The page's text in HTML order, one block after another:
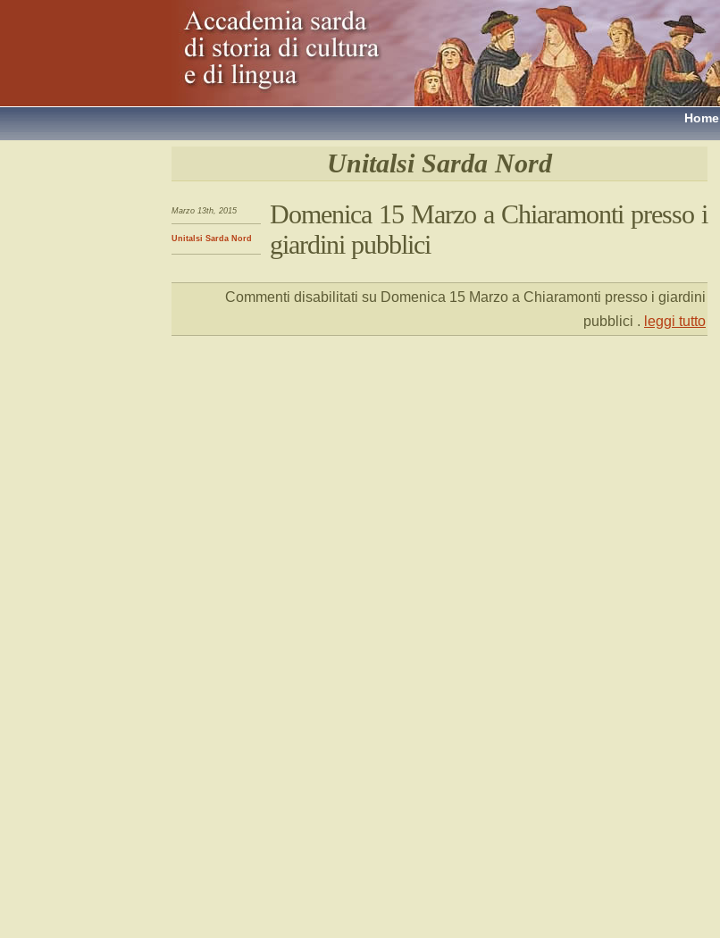
Home
Unitalsi Sarda Nord
Marzo 13th, 2015
Unitalsi Sarda Nord
Domenica 15 Marzo a Chiaramonti presso i
giardini pubblici
Commenti disabilitati su Domenica 15 Marzo a Chiaramonti presso i giardini
pubblici . leggi tutto